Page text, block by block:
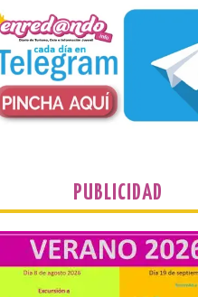
podrá verse en
puntos de la
pero hay que recordar que la
debe hacerse siguiendo las
seguridad recomendadas. La
Cinco Villas […]
en el Principat
Nueva edición de
de…viaje. Una
organizado por la
PUBLICIDAD